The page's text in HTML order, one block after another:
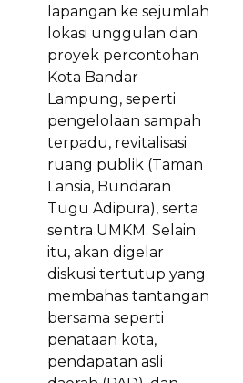
lapangan ke sejumlah
lokasi unggulan dan
proyek percontohan
Kota Bandar
Lampung, seperti
pengelolaan sampah
terpadu, revitalisasi
ruang publik (Taman
Lansia, Bundaran
Tugu Adipura), serta
sentra UMKM. Selain
itu, akan digelar
diskusi tertutup yang
membahas tantangan
bersama seperti
penataan kota,
pendapatan asli